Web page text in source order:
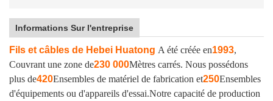
Informations Sur l'entreprise
Fils et câbles de Hebei Huatong A été créée en1993,
Couvrant une zone de230 000Mètres carrés. Nous possédons
plus de420Ensembles de matériel de fabrication et250Ensembles
d'équipements ou d'appareils d'essai.Notre capacité de production